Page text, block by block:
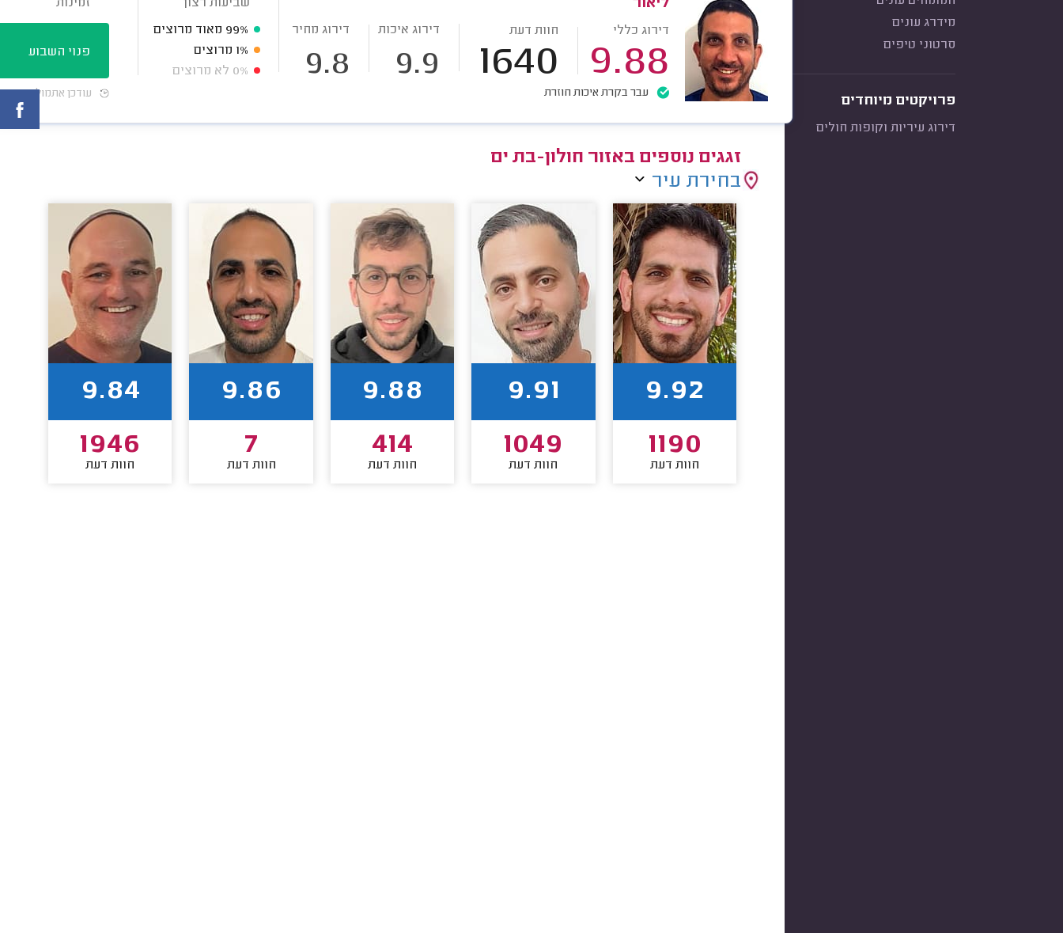
מידרג עונים
סרטוני טיפים
פרויקטים מיוחדים
דירוג עיריות וקופות חולים
ליאור
דירוג כללי
9.88
חוות דעת
1640
דירוג איכות
9.9
דירוג מחיר
9.8
עבר בקרת איכות חוזרת
שביעות רצון
99% מאוד מרוצים
1% מרוצים
0% לא מרוצים
זמינות
פנוי השבוע
עודכן אתמול
זגגים נוספים באזור חולון-בת ים
בחירת עיר
9.92
1190
חוות דעת
9.91
1049
חוות דעת
9.88
414
חוות דעת
9.86
7
חוות דעת
9.84
1946
חוות דעת